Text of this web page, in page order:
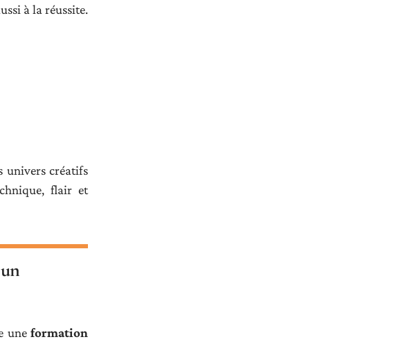
à la réussite.
univers créatifs
flair et
uneformation